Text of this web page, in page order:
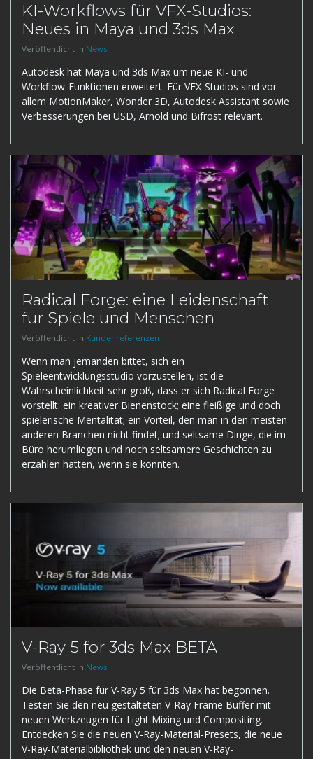
KI-Workflows für VFX-Studios:
Neues in Maya und 3ds Max
Veröffentlicht in News
Autodesk hat Maya und 3ds Max um neue KI- und
Workflow-Funktionen erweitert. Für VFX-Studios sind vor
allem MotionMaker, Wonder 3D, Autodesk Assistant sowie
Verbesserungen bei USD, Arnold und Bifrost relevant.
Radical Forge: eine Leidenschaft
für Spiele und Menschen
Veröffentlicht in Kundenreferenzen
Wenn man jemanden bittet, sich ein
Spieleentwicklungsstudio vorzustellen, ist die
Wahrscheinlichkeit sehr groß, dass er sich Radical Forge
vorstellt: ein kreativer Bienenstock; eine fleißige und doch
spielerische Mentalität; ein Vorteil, den man in den meisten
anderen Branchen nicht findet; und seltsame Dinge, die im
Büro herumliegen und noch seltsamere Geschichten zu
erzählen hätten, wenn sie könnten.
V-Ray 5 for 3ds Max BETA
Veröffentlicht in News
Die Beta-Phase für V-Ray 5 für 3ds Max hat begonnen.
Testen Sie den neu gestalteten V-Ray Frame Buffer mit
neuen Werkzeugen für Light Mixing und Compositing.
Entdecken Sie die neuen V-Ray-Material-Presets, die neue
V-Ray-Materialbibliothek und den neuen V-Ray-